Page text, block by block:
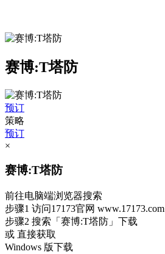
赛博:T塔防
预订
策略
预订
×
赛博:T塔防
前往电脑端浏览器搜索
步骤1 访问17173官网 www.17173.com
步骤2 搜索 「赛博:T塔防」 下载
或 直接获取
Windows 版下载